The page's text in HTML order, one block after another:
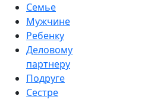
Семье
Мужчине
Ребенку
Деловому
партнеру
Подруге
Сестре